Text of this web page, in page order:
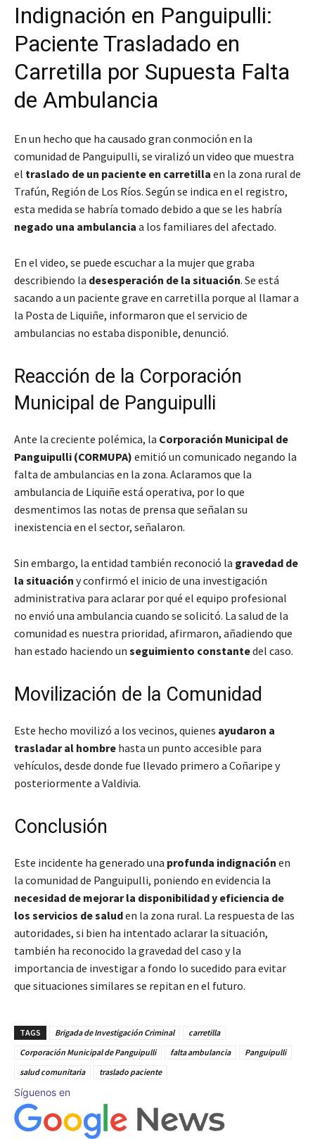
Indignación en Panguipulli:
Paciente Trasladado en
Carretilla por Supuesta Falta
de Ambulancia
En un hecho que ha causado gran conmoción en la
comunidad de Panguipulli, se viralizó un video que muestra
el traslado de un paciente en carretilla en la zona rural de
Trafún, Región de Los Ríos. Según se indica en el registro,
esta medida se habría tomado debido a que se les habría
negado una ambulancia a los familiares del afectado.
En el video, se puede escuchar a la mujer que graba
describiendo la desesperación de la situación. Se está
sacando a un paciente grave en carretilla porque al llamar a
la Posta de Liquiñe, informaron que el servicio de
ambulancias no estaba disponible, denunció.
Reacción de la Corporación
Municipal de Panguipulli
Ante la creciente polémica, la Corporación Municipal de
Panguipulli (CORMUPA) emitió un comunicado negando la
falta de ambulancias en la zona. Aclaramos que la
ambulancia de Liquiñe está operativa, por lo que
desmentimos las notas de prensa que señalan su
inexistencia en el sector, señalaron.
Sin embargo, la entidad también reconoció la gravedad de
la situación y confirmó el inicio de una investigación
administrativa para aclarar por qué el equipo profesional
no envió una ambulancia cuando se solicitó. La salud de la
comunidad es nuestra prioridad, afirmaron, añadiendo que
han estado haciendo un seguimiento constantedel caso.
Movilización de la Comunidad
Este hecho movilizó a los vecinos, quienes ayudaron a
trasladar al hombre hasta un punto accesible para
vehículos, desde donde fue llevado primero a Coñaripe y
posteriormente a Valdivia.
Conclusión
Este incidente ha generado una profunda indignación en
la comunidad de Panguipulli, poniendo en evidencia la
necesidad de mejorar la disponibilidad y eficiencia de
los servicios de saluden la zona rural. La respuesta de las
autoridades, si bien ha intentado aclarar la situación,
también ha reconocido la gravedad del caso y la
importancia de investigar a fondo lo sucedido para evitar
que situaciones similares se repitan en el futuro.
TAGS Brigada de Investigación Criminal
carretilla
Corporación Municipal de Panguipulli
falta ambulancia
Panguipulli
salud comunitaria
traslado paciente
Síguenos en